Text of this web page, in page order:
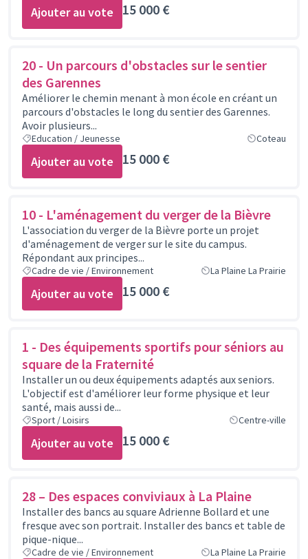
Ajouter au vote 15 000 €
20 - Un parcours d'obstacles sur le sentier
des Garennes
Améliorer le chemin menant à mon école en créant un
parcours d'obstacles le long du sentier des Garennes.
Avoir plusieurs...
Education / Jeunesse Coteau
Ajouter au vote 15 000 €
10 - L'aménagement du verger de la Bièvre
L'association du verger de la Bièvre porte un projet
d'aménagement de verger sur le site du campus.
Répondant aux principes...
Cadre de vie / Environnement La Plaine La Prairie
Ajouter au vote 15 000 €
1 - Des équipements sportifs pour séniors au
square de la Fraternité
Installer un ou deux équipements adaptés aux seniors.
L'objectif est d'améliorer leur forme physique et leur
santé, mais aussi de...
Sport / Loisirs Centre-ville
Ajouter au vote 15 000 €
28 – Des espaces conviviaux à La Plaine
Installer des bancs au square Adrienne Bollard et une
fresque avec son portrait. Installer des bancs et table de
pique-nique...
Cadre de vie / Environnement La Plaine La Prairie